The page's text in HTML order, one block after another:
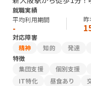
就職実績
平均利用期間
-
昨
対応障害
精神
知的 発達
特徴
集団支援
個別支援
IT特化
昼食あり